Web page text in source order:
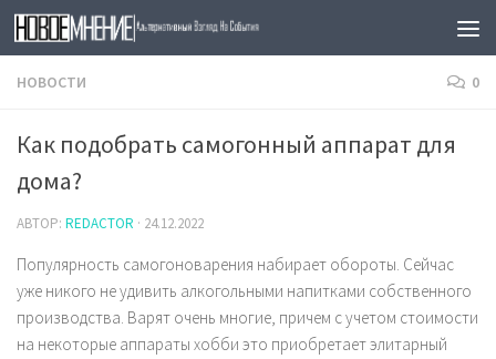
Skip to content
НОВОСТИ 0
Как подобрать самогонный аппарат для
дома?
АВТОР: REDACTOR · 24.12.2022
Популярность самогоноварения набирает обороты. Сейчас
уже никого не удивить алкогольными напитками собственного
производства. Варят очень многие, причем с учетом стоимости
на некоторые аппараты хобби это приобретает элитарный